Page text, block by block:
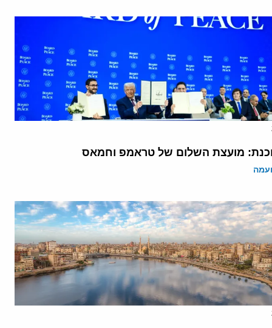
מועצת השלום של טראמפ וחמאס